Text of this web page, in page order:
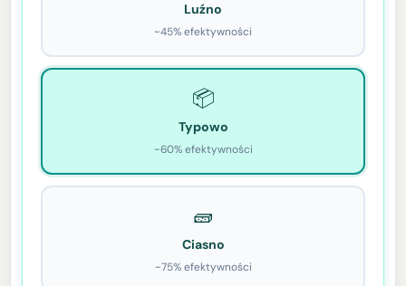
Luźno
~45% efektywności
📦
Typowo
~60% efektywności
🧱
Ciasno
~75% efektywności